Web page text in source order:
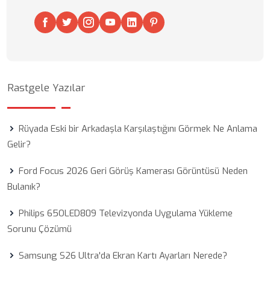
Rastgele Yazılar
Rüyada Eski bir Arkadaşla Karşılaştığını Görmek Ne Anlama
Gelir?
Ford Focus 2026 Geri Görüş Kamerası Görüntüsü Neden
Bulanık?
Philips 65OLED809 Televizyonda Uygulama Yükleme
Sorunu Çözümü
Samsung S26 Ultra'da Ekran Kartı Ayarları Nerede?